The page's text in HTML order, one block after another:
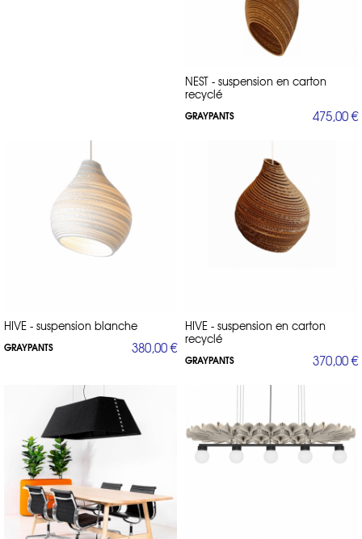
NEST - suspension en carton
recyclé
GRAYPANTS 475,00 €
HIVE - suspension blanche
GRAYPANTS 380,00 €
HIVE - suspension en carton
recyclé
GRAYPANTS 370,00 €